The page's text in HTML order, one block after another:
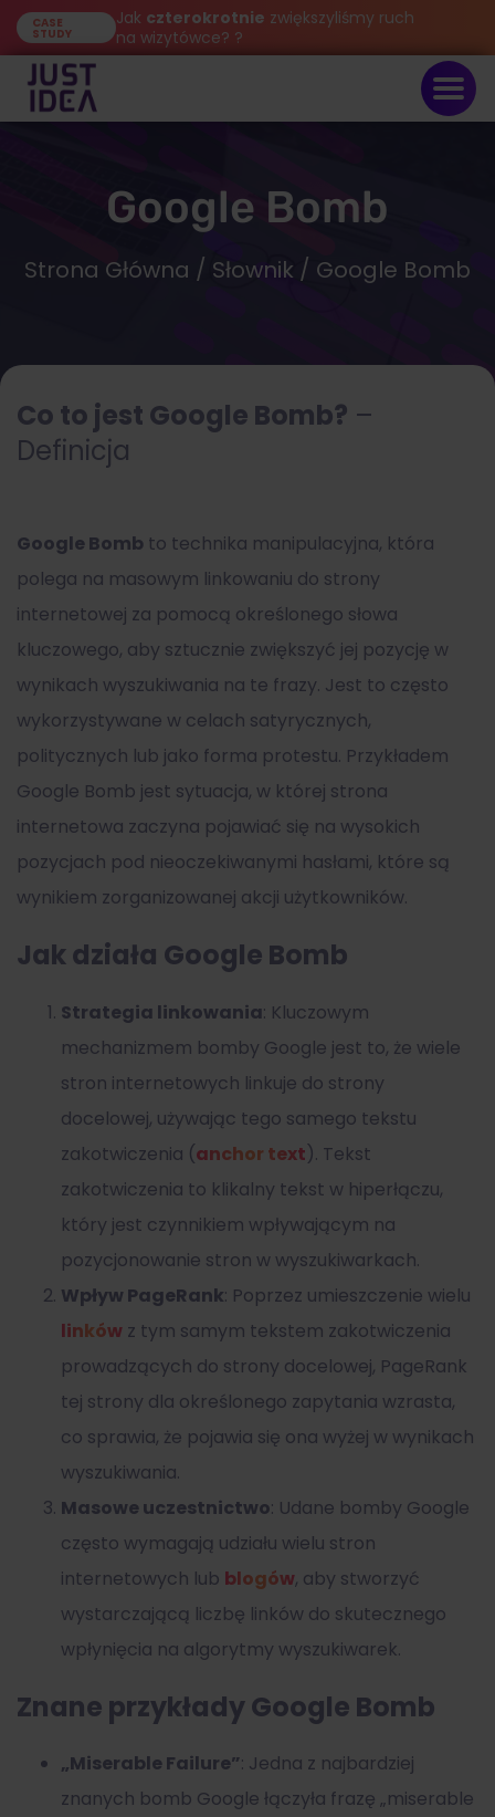
CASE
STUDY
Jak czterokrotnie zwiększyliśmy ruch
na wizytówce? ?
Google Bomb
Strona Główna / Słownik / Google Bomb
Co to jest Google Bomb? –
Definicja
Google Bomb to technika manipulacyjna, która
polega na masowym linkowaniu do strony
internetowej za pomocą określonego słowa
kluczowego, aby sztucznie zwiększyć jej pozycję w
wynikach wyszukiwania na te frazy. Jest to często
wykorzystywane w celach satyrycznych,
politycznych lub jako forma protestu. Przykładem
Google Bomb jest sytuacja, w której strona
internetowa zaczyna pojawiać się na wysokich
pozycjach pod nieoczekiwanymi hasłami, które są
wynikiem zorganizowanej akcji użytkowników.
Jak działa Google Bomb
Strategia linkowania: Kluczowym
mechanizmem bomby Google jest to, że wiele
stron internetowych linkuje do strony
docelowej, używając tego samego tekstu
zakotwiczenia (anchor text). Tekst
zakotwiczenia to klikalny tekst w hiperłączu,
który jest czynnikiem wpływającym na
pozycjonowanie stron w wyszukiwarkach.
Wpływ PageRank: Poprzez umieszczenie wielu
linków z tym samym tekstem zakotwiczenia
prowadzących do strony docelowej, PageRank
tej strony dla określonego zapytania wzrasta,
co sprawia, że pojawia się ona wyżej w wynikach
wyszukiwania.
Masowe uczestnictwo: Udane bomby Google
często wymagają udziału wielu stron
internetowych lub blogów, aby stworzyć
wystarczającą liczbę linków do skutecznego
wpłynięcia na algorytmy wyszukiwarek.
Znane przykłady Google Bomb
„Miserable Failure”: Jedna z najbardziej
znanych bomb Google łączyła frazę „miserable